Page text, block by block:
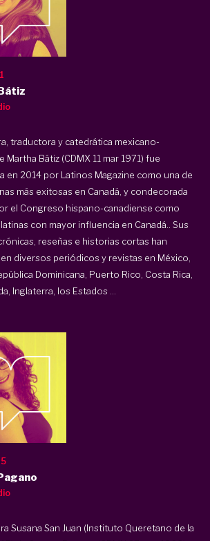
traductora y catedrática mexicano-
Martha Bátiz (CDMX 11 mar 1971) fue
en 2014 por Latinos Magazine como una de
más exitosas en Canadá, y condecorada
el Congreso hispano-canadiense como
con mayor influencia en Canadá.. Sus
reseñas e historias cortas han
diversos periódicos y revistas en México,
Dominicana, Puerto Rico, Costa Rica,
Inglaterra, los Estados ...
Susana San Juan (Instituto Queretano de la